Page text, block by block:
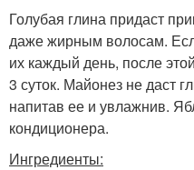
Голубая глина придаст
даже жирным волосам.
их каждый день, после
3 суток. Майонез не даст
напитав ее и увлажнив.
кондиционера.
Ингредиенты: